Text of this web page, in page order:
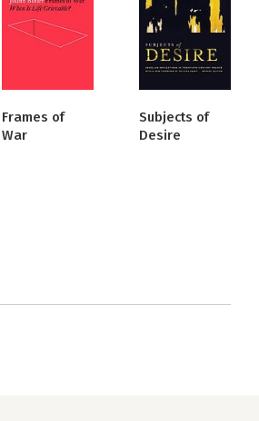
Frames of
War
Subjects of
Desire